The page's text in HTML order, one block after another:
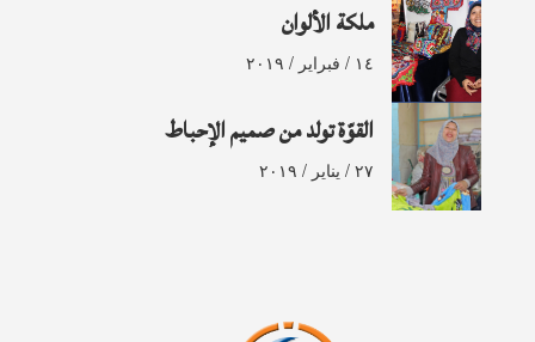
ملكة الألوان
١٤ / فبراير / ٢٠١٩
القوّة تولد من صميم الإحباط
٢٧ / يناير / ٢٠١٩